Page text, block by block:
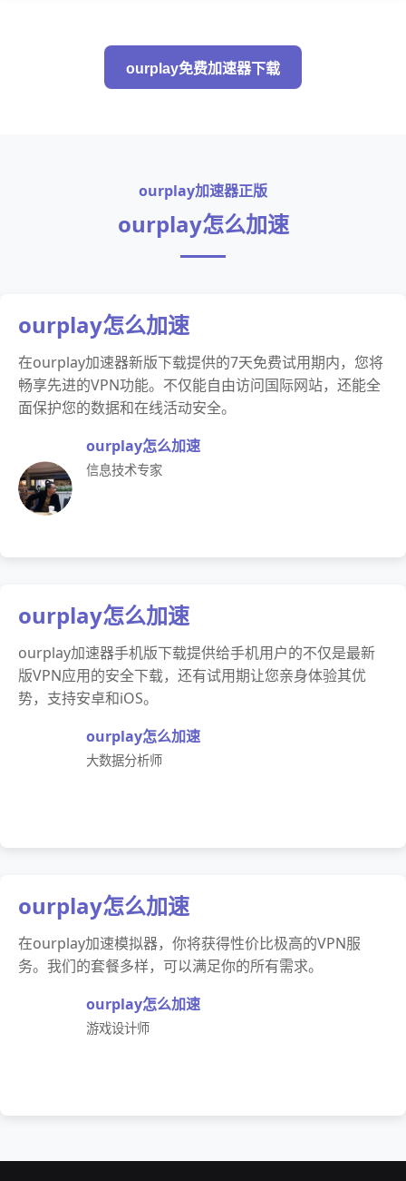
ourplay免费加速器下载
ourplay加速器正版
ourplay怎么加速
ourplay怎么加速
在ourplay加速器新版下载提供的7天免费试用期内，您将
畅享先进的VPN功能。不仅能自由访问国际网站，还能全
面保护您的数据和在线活动安全。
ourplay怎么加速
信息技术专家
ourplay怎么加速
ourplay加速器手机版下载提供给手机用户的不仅是最新
版VPN应用的安全下载，还有试用期让您亲身体验其优
势，支持安卓和iOS。
ourplay怎么加速
大数据分析师
ourplay怎么加速
在ourplay加速模拟器，你将获得性价比极高的VPN服
务。我们的套餐多样，可以满足你的所有需求。
ourplay怎么加速
游戏设计师